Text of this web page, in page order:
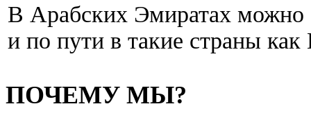
В Арабских Эмиратах можно
и по пути в такие страны
ПОЧЕМУ МЫ?